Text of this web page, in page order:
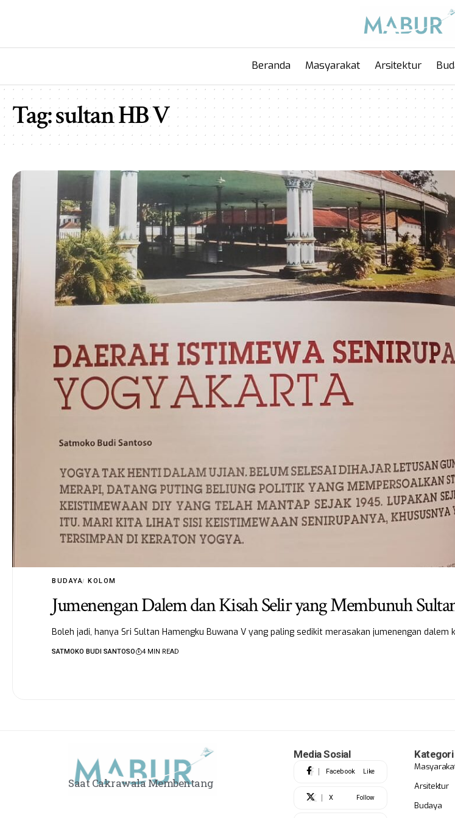
Beranda Masyarakat Arsitektur
Tag:sultan HB V
BUDAYA KOLOM
Jumenengan Dalem dan Kisah Selir yang Membunuh
Boleh jadi, hanya Sri Sultan Hamengku Buwana V yang paling sedikit merasakan jumenengan dalem
SATMOKO BUDI SANTOSO 4 MIN READ
Saat Cakrawala Membentang
Media Sosial
Facebook Like
X Follow
Kategori
Arsitektur
Budaya